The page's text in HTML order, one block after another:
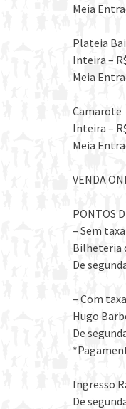
Meia
Plateia
Inteira –
Meia
Camarote
Inteira –
Meia
VENDA
PONTOS
– Sem
Bilheteria
De
– Com
Hugo
De
Ingresso
De